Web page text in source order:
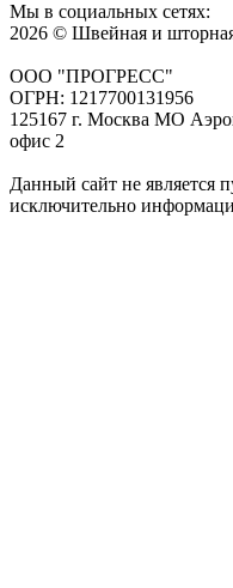
Мы в социальных сетях:
2026 © Швейная и
ООО "ПРОГРЕСС"
ОГРН: 1217700131956
125167 г. Москва МО
офис 2
Данный сайт не является
исключительно